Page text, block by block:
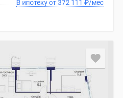
В ипотеку от 372 111 ₽/мес